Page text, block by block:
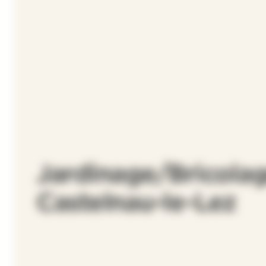
Jardinage/
Castelnau-le-Lez